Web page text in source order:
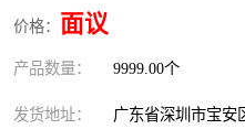
价格： 面议
产品数量： 9999.00个
发货地址： 广东省深圳市宝安